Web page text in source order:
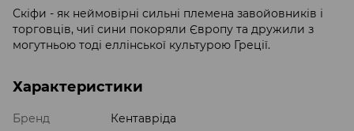
Скіфи - як неймовірні сильні племена завойовників і
торговців, чиї сини покоряли Європу та дружили з
могутньою тоді еллінської культурою Греції.
Характеристики
Бренд
Кентавріда